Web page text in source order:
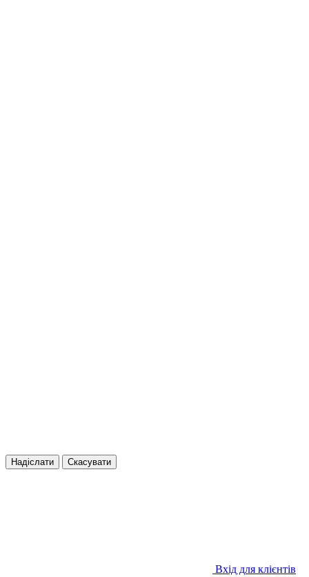
Надіслати Скасувати
Вхід для клієнтів